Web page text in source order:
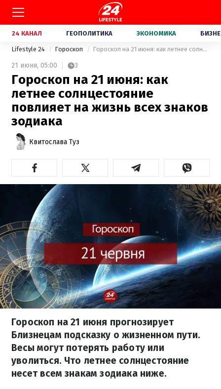
24 КАНАЛ ГЕОПОЛИТИКА ЭКОНОМИКА
Lifestyle 24 Гороскоп Гороскоп на 21 июня: как летнее солнцестояние повлияет на жизнь всех знаков зодиака
21 июня, 05:00 3
Гороскоп на 21 июня: как
летнее солнцестояние
повлияет на жизнь всех знаков
зодиака
Квитослава Туз
Гороскоп на 21 июня прогнозирует
Близнецам подсказку о жизненном пути.
Весы могут потерять работу или
уволиться. Что летнее солнцестояние
несет всем знакам зодиака ниже.